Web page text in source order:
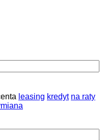
leasing kredyt na raty